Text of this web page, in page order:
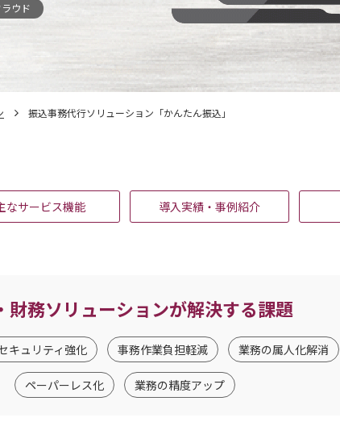
ウド
振込事務代行ソリューション「かんたん振込」
なサービス機能 導入実績・事例紹介
財務ソリューションが解決する課題
キュリティ強化 事務作業負担軽減 業務の属人化解消
ペーパーレス化 業務の精度アップ